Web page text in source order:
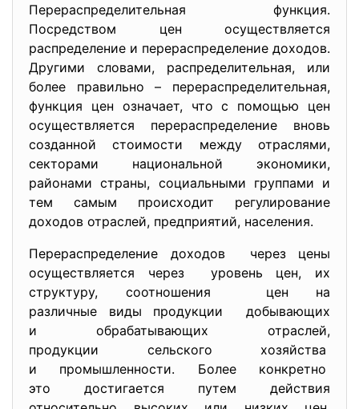
Перераспределительная функция.
Посредством цен осуществляется
распределение и перераспределение доходов.
Другими словами, распределительная, или
более правильно – перераспределительная,
функция цен означает, что с помощью цен
осуществляется перераспределение вновь
созданной стоимости между отраслями,
секторами национальной экономики,
районами страны, социальными группами и
тем самым происходит регулирование
доходов отраслей, предприятий, населения.
Перераспределение доходов через цены
осуществляется через уровень цен, их
структуру, соотношения цен на
различные виды продукции добывающих
и обрабатывающих отраслей,
продукции сельского хозяйства
и промышленности. Более конкретно
это достигается путем действия